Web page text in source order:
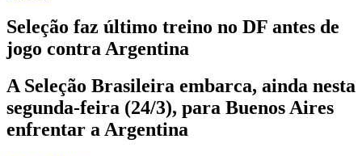
Seleção faz último treino no DF antes de
jogo contra Argentina
A Seleção Brasileira embarca, ainda nesta
segunda-feira (24/3), para Buenos Aires
enfrentar a Argentina